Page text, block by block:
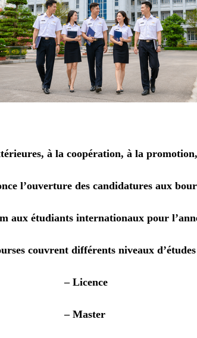
à la coopération, à la
l’ouverture des candidatures aux
aux étudiants internationaux pour
couvrent différents niveaux
– Licence
– Master